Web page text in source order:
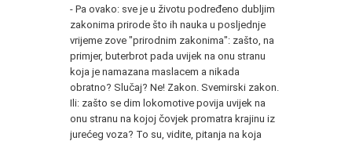
- Pa ovako: sve je u životu podređeno dubljim
zakonima prirode što ih nauka u posljednje
vrijeme zove "prirodnim zakonima": zašto, na
primjer, buterbrot pada uvijek na onu stranu
koja je namazana maslacem a nikada
obratno? Slučaj? Ne! Zakon. Svemirski zakon.
Ili: zašto se dim lokomotive povija uvijek na
onu stranu na kojoj čovjek promatra krajinu iz
jurećeg voza? To su, vidite, pitanja na koja